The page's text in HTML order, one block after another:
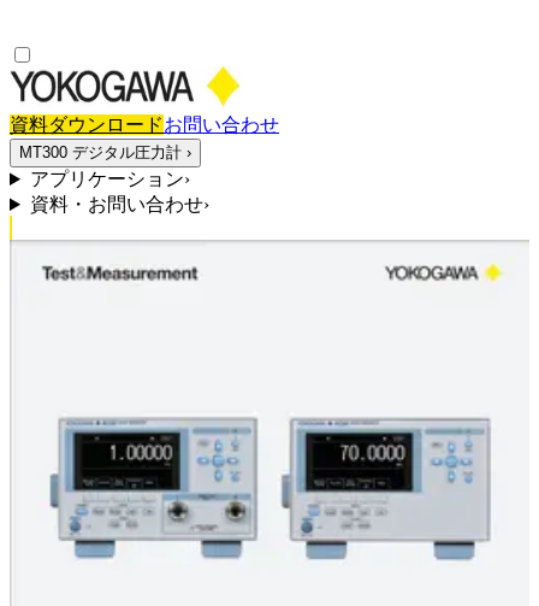
資料ダウンロードお問い合わせ
MT300 デジタル圧力計 ›
アプリケーション›
資料・お問い合わせ›